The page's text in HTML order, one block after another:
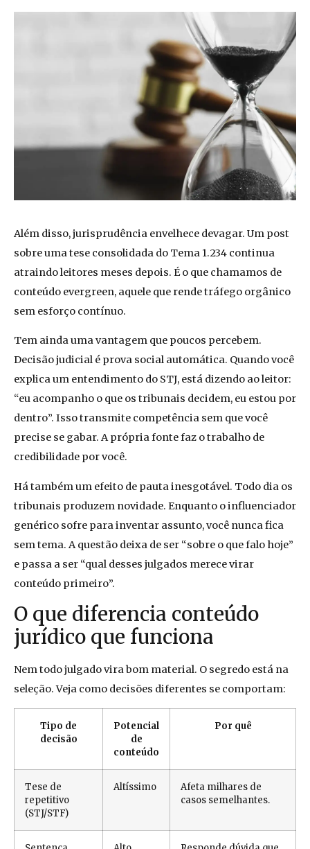
Além disso, jurisprudência envelhece devagar. Um post
sobre uma tese consolidada do Tema 1.234 continua
atraindo leitores meses depois. É o que chamamos de
conteúdo evergreen, aquele que rende tráfego orgânico
sem esforço contínuo.
Tem ainda uma vantagem que poucos percebem.
Decisão judicial é prova social automática. Quando você
explica um entendimento do STJ, está dizendo ao leitor:
“eu acompanho o que os tribunais decidem, eu estou por
dentro”. Isso transmite competência sem que você
precise se gabar. A própria fonte faz o trabalho de
credibilidade por você.
Há também um efeito de pauta inesgotável. Todo dia os
tribunais produzem novidade. Enquanto o influenciador
genérico sofre para inventar assunto, você nunca fica
sem tema. A questão deixa de ser “sobre o que falo hoje”
e passa a ser “qual desses julgados merece virar
conteúdo primeiro”.
O que diferencia conteúdo
jurídico que funciona
Nem todo julgado vira bom material. O segredo está na
seleção. Veja como decisões diferentes se comportam:
Tipo de
decisão
Potencial
de
conteúdo
Por quê
Tese de
repetitivo
(STJ/STF)
Altíssimo
Afeta milhares de
casos semelhantes.